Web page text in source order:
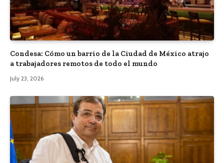
Condesa: Cómo un barrio de la Ciudad de México atrajo
a trabajadores remotos de todo el mundo
July 23, 2026